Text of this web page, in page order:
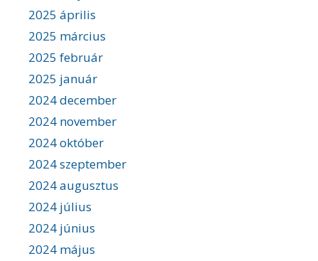
2025 április
2025 március
2025 február
2025 január
2024 december
2024 november
2024 október
2024 szeptember
2024 augusztus
2024 július
2024 június
2024 május